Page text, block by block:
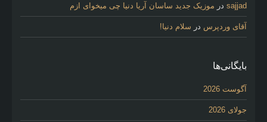
sajjad در موزیک جدید ساسان آریا دنیا چی میخوای ازم
آقای وردپرس در سلام دنیا!
بایگانی‌ها
آگوست 2026
جولای 2026